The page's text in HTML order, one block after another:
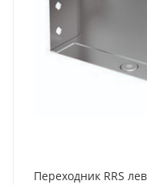
Переходник RRS